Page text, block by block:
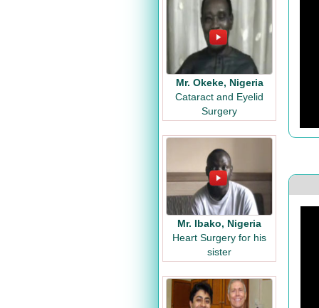
Mr. Okeke, Nigeria
Cataract and Eyelid
Surgery
Mr. Ibako, Nigeria
Heart Surgery for his
sister